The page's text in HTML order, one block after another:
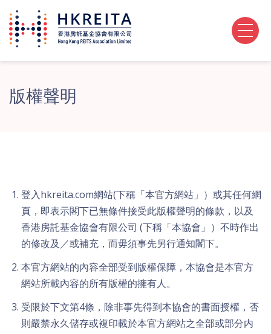
版權聲明
登入hkreita.com網站(下稱「本官方網站」）或其任何網
頁，即表示閣下已無條件接受此版權聲明的條款，以及
香港房託基金協會有限公司 (下稱「本協會」）不時作出
的修改及／或補充，而毋須事先另行通知閣下。
本官方網站的內容全部受到版權保障，本協會是本官方
網站所載內容的所有版權的擁有人。
受限於下文第4條，除非事先得到本協會的書面授權，否
則嚴禁永久儲存或複印載於本官方網站之全部或部分内